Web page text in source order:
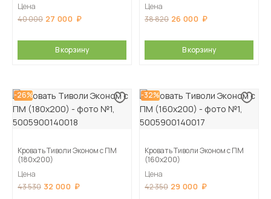
Цена
40 000 27 000
В корзину
Цена
38 820 26 000
В корзину
-26%
Кровать Тиволи Эконом с ПМ
(180х200)
Цена
43 530 32 000
-32%
Кровать Тиволи Эконом с ПМ
(160х200)
Цена
42 350 29 000